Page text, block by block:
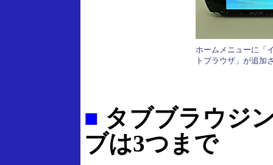
ホームメニューに「
トブラウザ」が追加
■ タブブラウジ
ブは3つまで